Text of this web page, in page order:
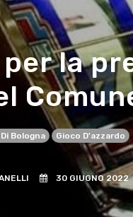
la
Bologna Gioco D'azzardo
30 GIUGNO 2022